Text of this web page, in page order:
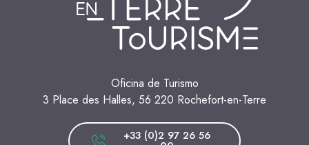
Oficina de Turismo
3 Place des Halles, 56 220 Rochefort-en-Terre
+33 (0)2 97 26 56